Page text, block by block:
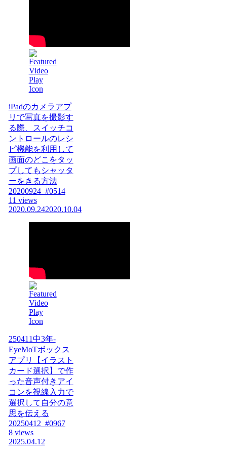
iPadのカメラアプ
リで写真を撮影す
る際、スイッチコ
ントロールのレシ
ピ機能を利用して
画面のどこをタッ
プしてもシャッタ
ーをきる方法
20200924_#0514
11 views
2020.09.242020.10.04
250411中3年-
EyeMoTボックス
アプリ【イラスト
カード選択】で作
った音声付きアイ
コンを視線入力で
選択して自分の意
思を伝える
20250412_#0967
8 views
2025.04.12